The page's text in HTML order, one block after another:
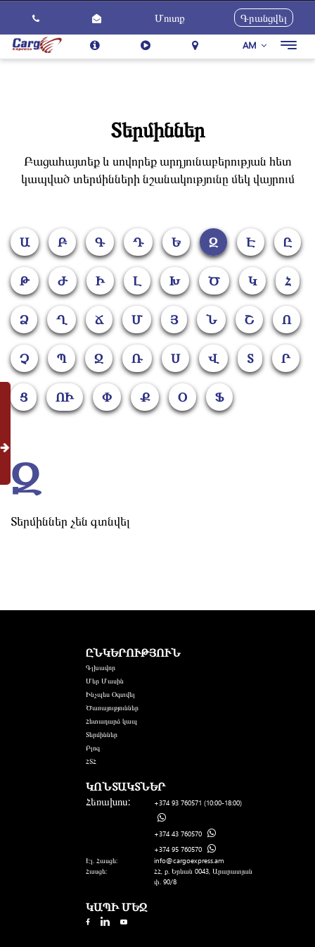
Մուտք Գրանցվել
AM
Կարիերա
Տերմիններ
Բացահայտեք և սովորեք արդյունաբերության հետ
կապված տերմինների նշանակությունը մեկ վայրում
Ա Բ Գ Դ Ե Զ Է Ը
Թ Ժ Ի Լ Խ Ծ Կ Հ
Ձ Ղ Ճ Մ Յ Ն Շ Ո
Չ Պ Ջ Ռ Ս Վ Տ Ր
Ց ՈԻ Փ Ք Օ Ֆ
Զ
Տերմիններ չեն գտնվել
ԸՆԿԵՐՈՒԹՅՈՒՆ
Գլխավոր
Մեր Մասին
Ինչպես Օգտվել
Ծառայություններ
Հետադարձ կապ
Տերմիններ
Բլոգ
ՀՏՀ
ԿՈՆՏԱԿՏՆԵՐ
Հեռախոս: +374 93 760571 (10:00-18:00)
+374 43 760570
+374 95 760570
Էլ. Հասցե:
info@cargoexpress.am
Հասցե:
ՀՀ, ք. Երևան 0043, Արարատյան
փ. 90/8
ԿԱՊԻ ՄԵՋ